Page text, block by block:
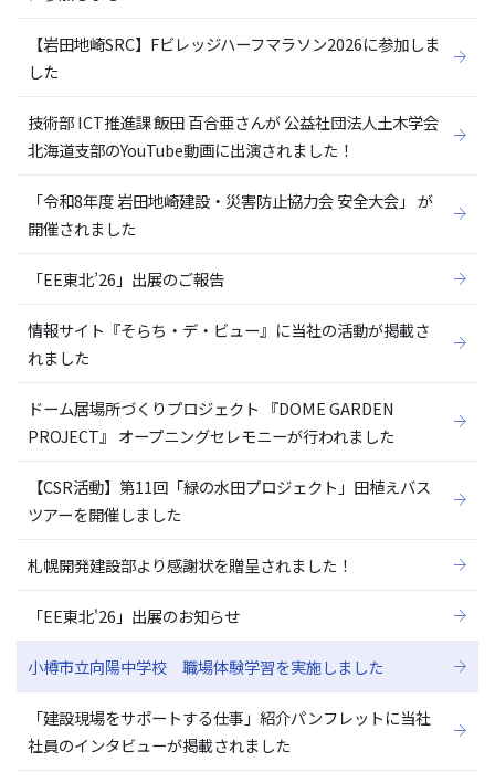
【岩田地崎SRC】Fビレッジハーフマラソン2026に参加しま
した
技術部 ICT推進課 飯田 百合亜さんが 公益社団法人土木学会
北海道支部のYouTube動画に出演されました！
「令和8年度 岩田地崎建設・災害防止協力会 安全大会」 が
開催されました
「EE東北’26」出展のご報告
情報サイト『そらち・デ・ビュー』に当社の活動が掲載さ
れました
ドーム居場所づくりプロジェクト 『DOME GARDEN
PROJECT』 オープニングセレモニーが行われました
【CSR活動】第11回「緑の水田プロジェクト」田植えバス
ツアーを開催しました
札幌開発建設部より感謝状を贈呈されました！
「EE東北'26」出展のお知らせ
小樽市立向陽中学校 職場体験学習を実施しました
「建設現場をサポートする仕事」紹介パンフレットに当社
社員のインタビューが掲載されました